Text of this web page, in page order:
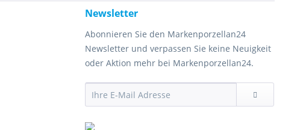
Newsletter
Abonnieren Sie den Markenporzellan24
Newsletter und verpassen Sie keine Neuigkeit
oder Aktion mehr bei Markenporzellan24.